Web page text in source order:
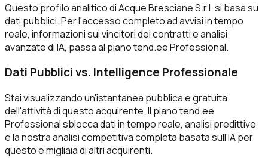
Questo profilo analitico di Acque Bresciane S.r.l. si basa su
dati pubblici. Per l'accesso completo ad avvisi in tempo
reale, informazioni sui vincitori dei contratti e analisi
avanzate di IA, passa al piano tend.ee Professional.
Dati Pubblici vs. Intelligence Professionale
Stai visualizzando un'istantanea pubblica e gratuita
dell'attività di questo acquirente. Il piano tend.ee
Professional sblocca dati in tempo reale, analisi predittive
e la nostra analisi competitiva completa basata sull'IA per
questo e migliaia di altri acquirenti.